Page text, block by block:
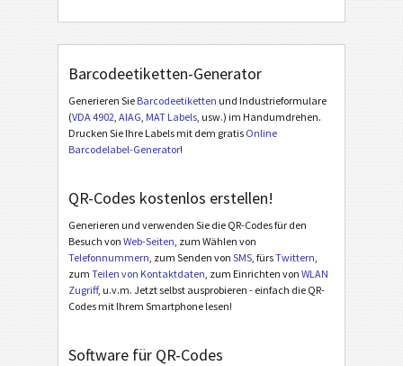
Barcodeetiketten-Generator
Generieren Sie Barcodeetiketten und Industrieformulare
(VDA 4902, AIAG, MAT Labels, usw.) im Handumdrehen.
Drucken Sie Ihre Labels mit dem gratis Online
Barcodelabel-Generator!
QR-Codes kostenlos erstellen!
Generieren und verwenden Sie die QR-Codes für den
Besuch von Web-Seiten, zum Wählen von
Telefonnummern, zum Senden von SMS, fürsTwittern,
zum Teilen von Kontaktdaten, zum Einrichten von WLAN
Zugriff, u.v.m. Jetzt selbst ausprobieren - einfach die QR-
Codes mit Ihrem Smartphone lesen!
Software für QR-Codes